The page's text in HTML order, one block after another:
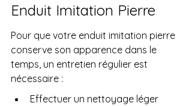
Enduit Imitation Pierre
Pour que votre enduit imitation pierre
conserve son apparence dans le
temps, un entretien régulier est
nécessaire :
Effectuer un nettoyage léger